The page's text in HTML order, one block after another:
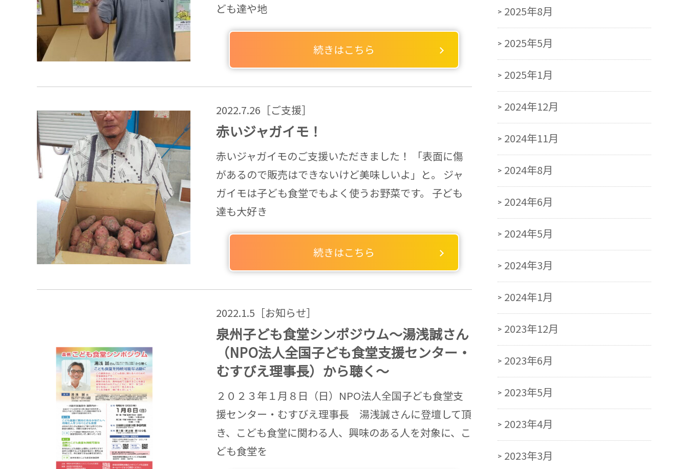
ども達や地
続きはこちら
2022.7.26［ご支援］
赤いジャガイモ！
赤いジャガイモのご支援いただきました！ 「表面に傷
があるので販売はできないけど美味しいよ」と。 ジャ
ガイモは子ども食堂でもよく使うお野菜です。 子ども
達も大好き
続きはこちら
2022.1.5［お知らせ］
泉州子ども食堂シンポジウム～湯浅誠さん
（NPO法人全国子ども食堂支援センター・
むすびえ理事長）から聴く～
２０２３年１月８日（日）NPO法人全国子ども食堂支
援センター・むすびえ理事長 湯浅誠さんに登壇して頂
き、こども食堂に関わる人、興味のある人を対象に、こ
ども食堂を
2025年8月
2025年5月
2025年1月
2024年12月
2024年11月
2024年8月
2024年6月
2024年5月
2024年3月
2024年1月
2023年12月
2023年6月
2023年5月
2023年4月
2023年3月